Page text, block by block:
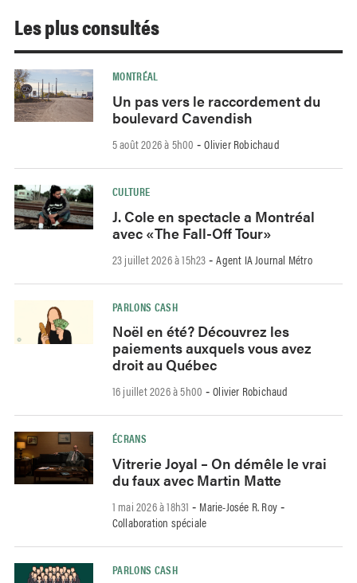
Les plus consultés
MONTRÉAL
Un pas vers le raccordement du
boulevard Cavendish
5 août 2026 à 5h00 -Olivier Robichaud
CULTURE
J. Cole en spectacle a Montréal
avec «The Fall-Off Tour»
23 juillet 2026 à 15h23 -Agent IA Journal Métro
PARLONS CASH
Noël en été? Découvrez les
paiements auxquels vous avez
droit au Québec
16 juillet 2026 à 5h00 -Olivier Robichaud
ÉCRANS
Vitrerie Joyal – On démêle le vrai
du faux avec Martin Matte
1 mai 2026 à 18h31 - Marie-Josée R. Roy -
Collaboration spéciale
PARLONS CASH